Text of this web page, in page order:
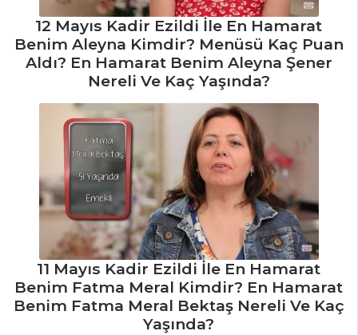
Mercimekli
Beyaz Lahana
Sarması
Sebze Yemekleri
MASTERCHEF
Şefin
mutfağından et
sote tarifi
En lezzetli
guymak tatlısı nasıl
yapılır?
Geleneksel laz
12 Mayıs Kadir Ezildi İle En Hamarat
Benim Aleyna Kimdir? Menüsü Kaç Puan
Aldı? En Hamarat Benim Aleyna Şener
Nereli Ve Kaç Yaşında?
11 Mayıs Kadir Ezildi İle En Hamarat
Benim Fatma Meral Kimdir? En Hamarat
Benim Fatma Meral Bektaş Nereli Ve Kaç
Yaşında?